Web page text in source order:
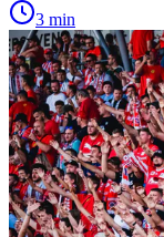
3 min